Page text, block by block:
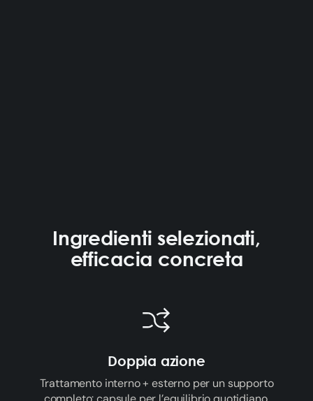
Ingredienti selezionati,
efficacia concreta
Doppia azione
Trattamento interno + esterno per un supporto